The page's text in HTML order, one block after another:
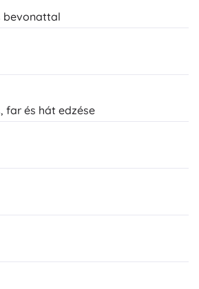
bevonattal
far és hát edzése